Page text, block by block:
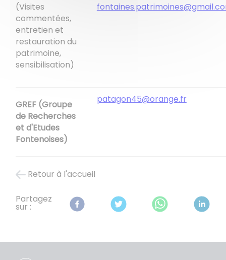
(Visites
commentées,
entretien et
restauration du
patrimoine,
sensibilisation)
GREF (Groupe
de Recherches
et d'Etudes
Fontenoises)
patagon45@orange.fr
Retour à l'accueil
Partagez
sur :